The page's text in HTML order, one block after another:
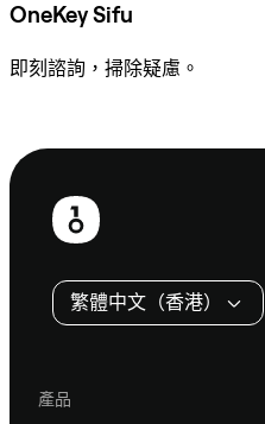
OneKey Sifu
即刻諮詢，掃除疑慮。
頁
繁體中文（香港）
產品